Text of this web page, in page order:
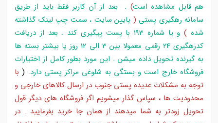
هم قابل مشاهده است) . بعد از آن کاربر فقط باید از طریق
سامانه رهگیری پستی ( پایین سایت ، سمت چپ لینک گذاشته
شده )
و یا شماره 193 با پست پیگیری کند . بعد از دریافت
کدرهگیری 24 رقمی معمولا بین 3 الی 12 روز یا بیشتر بسته ها
به گیرنده تحویل داده میشن . این مورد بطور کامل از اختیارات
فروشگاه خارج است و بستگی به شلوغی مراکز پستی دارد.
(با
توجه به مشکلات عدیده پستی جنوب در ارسال کالاهای خارجی و
محدودیت ها ، سپاس گذار میشویم اگر فروشگاه های دیگر قول
تحویل زودتر به شما میدهند از همان جا خرید بفرمایید . در